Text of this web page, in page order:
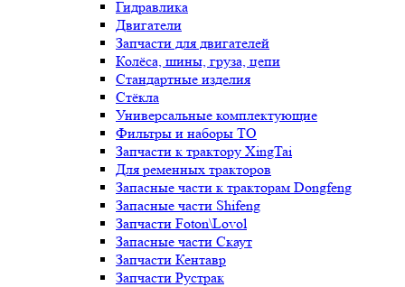
Гидравлика
Двигатели
Запчасти для двигателей
Колёса, шины, груза, цепи
Стандартные изделия
Стёкла
Универсальные комплектующие
Фильтры и наборы ТО
Запчасти к трактору XingTai
Для ременных тракторов
Запасные части к тракторам Dongfeng
Запасные части Shifeng
Запчасти Foton\Lovol
Запасные части Скаут
Запчасти Кентавр
Запчасти Рустрак